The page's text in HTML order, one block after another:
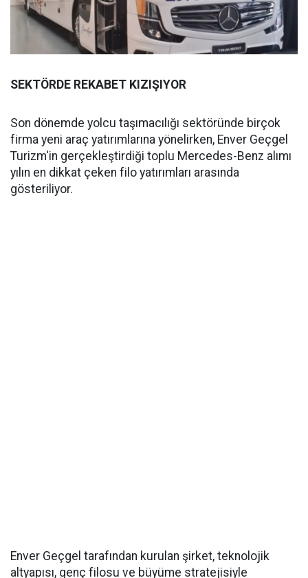
SEKTÖRDE REKABET KIZIŞIYOR
Son dönemde yolcu taşımacılığı sektöründe birçok
firma yeni araç yatırımlarına yönelirken, Enver Geçgel
Turizm'in gerçekleştirdiği toplu Mercedes-Benz alımı
yılın en dikkat çeken filo yatırımları arasında
gösteriliyor.
Enver Geçgel tarafından kurulan şirket, teknolojik
altyapısı, genç filosu ve büyüme stratejisiyle